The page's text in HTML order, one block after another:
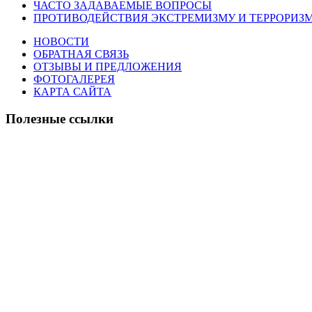
ЧАСТО ЗАДАВАЕМЫЕ ВОПРОСЫ
ПРОТИВОДЕЙСТВИЯ ЭКСТРЕМИЗМУ И
НОВОСТИ
ОБРАТНАЯ СВЯЗЬ
ОТЗЫВЫ И ПРЕДЛОЖЕНИЯ
ФОТОГАЛЕРЕЯ
КАРТА САЙТА
Полезные ссылки